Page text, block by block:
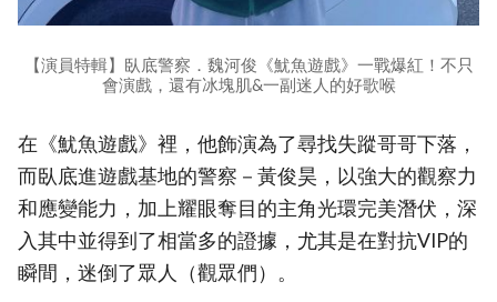
【演員特輯】臥底警察．魏河俊《魷魚遊戲》一戰爆紅！不只
會演戲，還有冰塊肌&一副迷人的好歌喉
在《魷魚遊戲》裡，他飾演為了尋找失蹤哥哥下落，
而臥底進遊戲基地的警察－黃俊昊，以強大的觀察力
和應變能力，加上耀眼奪目的主角光環完美潛伏，深
入其中並得到了相當多的證據，尤其是在對抗VIP的
瞬間，迷倒了眾人（觀眾們）。